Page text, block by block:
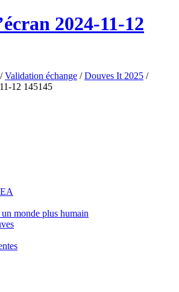
2024-11-12
/ Validation échange / Douves It 2025 /
12 145145
monde plus humain